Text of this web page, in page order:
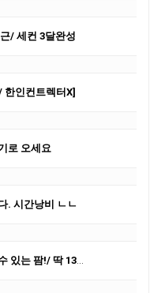
/ 세컨 3달완성
한인컨트렉터X]
로 오세요
. 시간낭비 ㄴㄴ
!/ 딱 13주만 하세요